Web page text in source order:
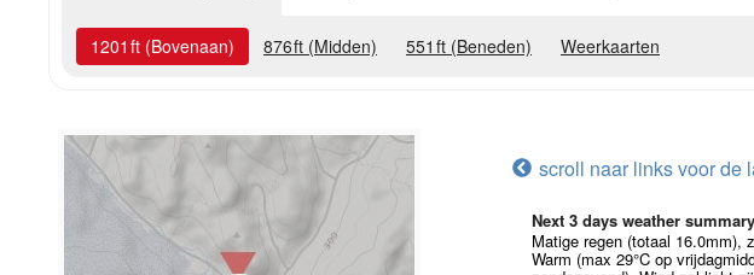
1201 ft (Bovenaan) 876ft (Midden) 551 ft (Beneden) Weerkaarten
scroll naar links voor de
Next 3 days weather
Matige regen (totaal 16.0mm),
Warm (max 29°C op